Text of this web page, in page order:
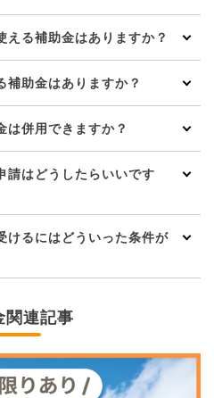
える補助金はありますか？
補助金はありますか？
は併用できますか？
請はどうしたらいいです
けるにはどういった条件が
関連記事